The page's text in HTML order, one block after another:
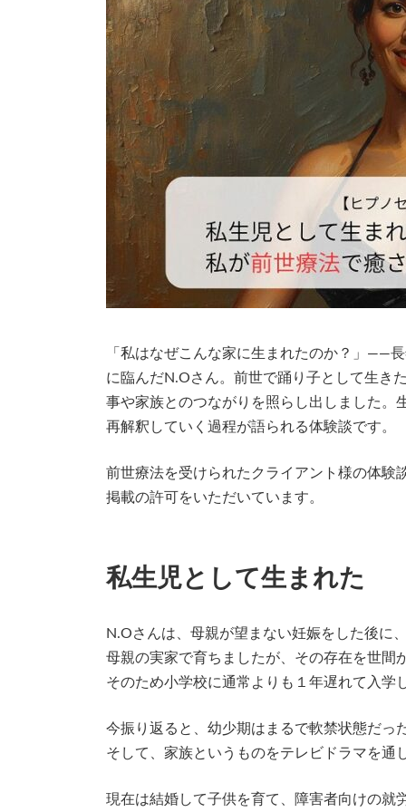
「私はなぜこんな家に生まれたのか？」――
に臨んだN.Oさん。前世で踊り子として生き
事や家族とのつながりを照らし出しました。
再解釈していく過程が語られる体験談です。
前世療法を受けられたクライアント様の体験
掲載の許可をいただいています。
私生児として生まれた
N.Oさんは、母親が望まない妊娠をした後に
母親の実家で育ちましたが、その存在を世間
そのため小学校に通常よりも１年遅れて入学
今振り返ると、幼少期はまるで軟禁状態だっ
そして、家族というものをテレビドラマを通
現在は結婚して子供を育て、障害者向けの就